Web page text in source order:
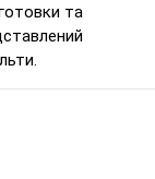
фарби;
періоду;
та